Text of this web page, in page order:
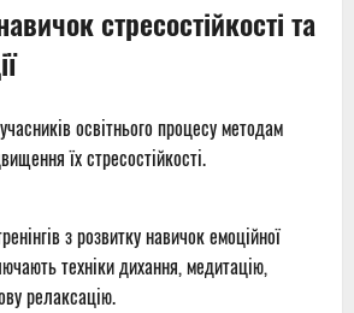
стресостійкості та
освітнього процесу методам
їх стресостійкості.
з розвитку навичок емоційної
техніки дихання, медитацію,
релаксацію.